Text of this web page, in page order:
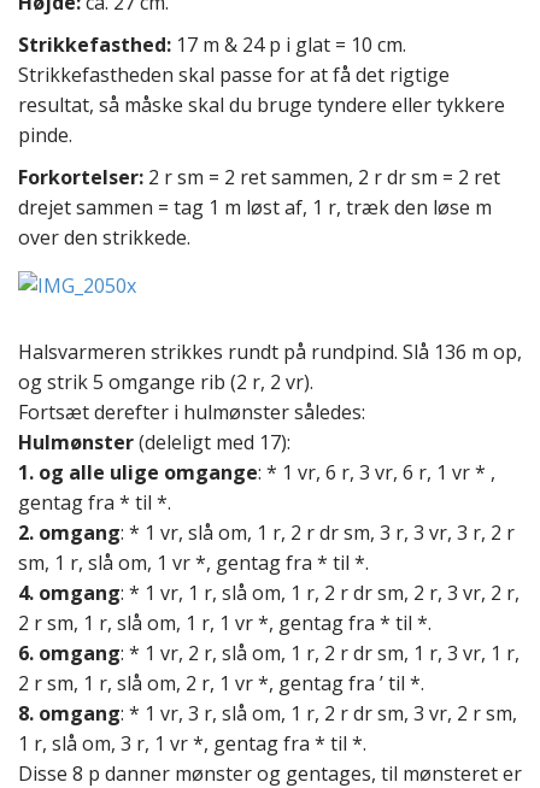
Strikkefasthed: 17 m & 24 p i glat = 10 cm.
Strikkefastheden skal passe for at få det rigtige
resultat, så måske skal du bruge tyndere eller tykkere
pinde.
Forkortelser: 2 r sm = 2 ret sammen, 2 r dr sm = 2 ret
drejet sammen = tag 1 m løst af, 1 r, træk den løse m
over den strikkede.
Halsvarmeren strikkes rundt på rundpind. Slå 136 m op,
og strik 5 omgange rib (2 r, 2 vr).
Fortsæt derefter i hulmønster således:
Hulmønster(deleligt med 17):
1. og alle ulige omgange: * 1 vr, 6 r, 3 vr, 6 r, 1 vr * ,
gentag fra * til *.
2. omgang: * 1 vr, slå om, 1 r, 2 r dr sm, 3 r, 3 vr, 3 r, 2 r
sm, 1 r, slå om, 1 vr *, gentag fra * til *.
4. omgang: * 1 vr, 1 r, slå om, 1 r, 2 r dr sm, 2 r, 3 vr, 2 r,
2 r sm, 1 r, slå om, 1 r, 1 vr *, gentag fra * til *.
6. omgang: * 1 vr, 2 r, slå om, 1 r, 2 r dr sm, 1 r, 3 vr, 1 r,
2 r sm, 1 r, slå om, 2 r, 1 vr *, gentag fra ’ til *.
8. omgang: * 1 vr, 3 r, slå om, 1 r, 2 r dr sm, 3 vr, 2 r sm,
1 r, slå om, 3 r, 1 vr *, gentag fra * til *.
Disse 8 p danner mønster og gentages, til mønsteret er